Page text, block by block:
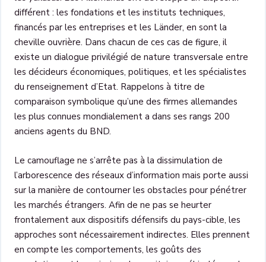
différent : les fondations et les instituts techniques,
financés par les entreprises et les Länder, en sont la
cheville ouvrière. Dans chacun de ces cas de figure, il
existe un dialogue privilégié de nature transversale entre
les décideurs économiques, politiques, et les spécialistes
du renseignement d’Etat. Rappelons à titre de
comparaison symbolique qu’une des firmes allemandes
les plus connues mondialement a dans ses rangs 200
anciens agents du BND.
Le camouflage ne s’arrête pas à la dissimulation de
l’arborescence des réseaux d’information mais porte aussi
sur la manière de contourner les obstacles pour pénétrer
les marchés étrangers. Afin de ne pas se heurter
frontalement aux dispositifs défensifs du pays-cible, les
approches sont nécessairement indirectes. Elles prennent
en compte les comportements, les goûts des